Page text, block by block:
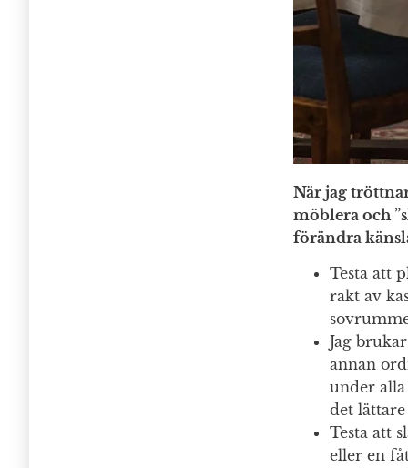
När jag
möblera och
förändra
Testa att
rakt av
Jag
annan
under
det
Testa att
eller en